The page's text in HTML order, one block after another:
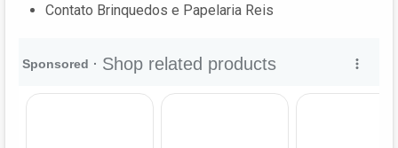
Contato Brinquedos e Papelaria Reis‎